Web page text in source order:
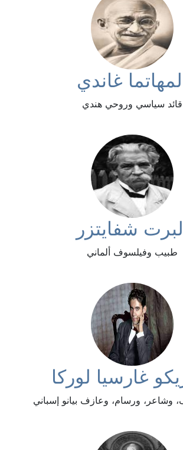
غاندي
قائد سياسي وروحي هندي
شفايتزر
طبيب وفيلسوف ألماني
غارسيا لوركا
وشاعر، ورسام، وعازف بيانو إسباني